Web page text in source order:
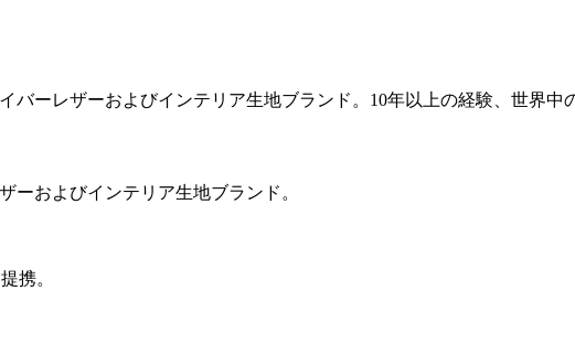
バーレザーおよびインテリア生地ブランド。10年以上の経験、世界中
およびインテリア生地ブランド。
携。